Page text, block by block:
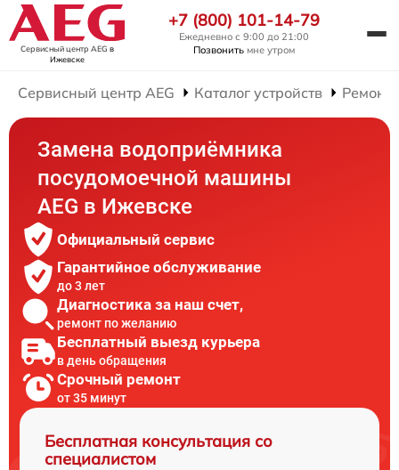
Сервисный центр AEG в
Ижевске
+7 (800) 101-14-79
Ежедневно с 9:00 до 21:00
Позвонить мне утром
Сервисный центр AEG Каталог устройств Ремонт
Замена водоприёмника
посудомоечной машины
AEG в Ижевске
Официальный сервис
Гарантийное обслуживание
до 3 лет
Диагностика за наш счет,
ремонт по желанию
Бесплатный выезд курьера
в день обращения
Срочный ремонт
от 35 минут
Бесплатная консультация со
специалистом